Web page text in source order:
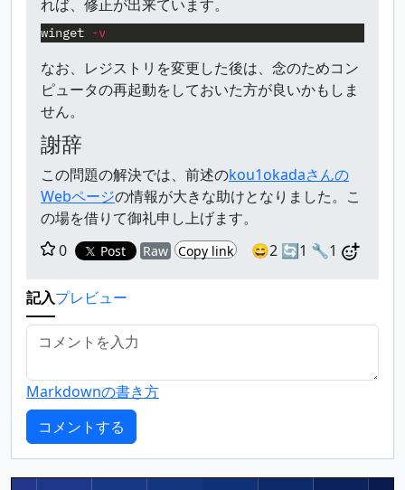
れば、修正が出来ています。
winget -v
なお、レジストリを変更した後は、念のためコン
ピュータの再起動をしておいた方が良いかもしま
せん。
謝辞
この問題の解決では、前述のkou1okadaさんの
Webページの情報が大きな助けとなりました。こ
の場を借りて御礼申し上げます。
0
Post Raw Copy link 😄2 🔄1 🔧1
記入プレビュー
Markdownの書き方